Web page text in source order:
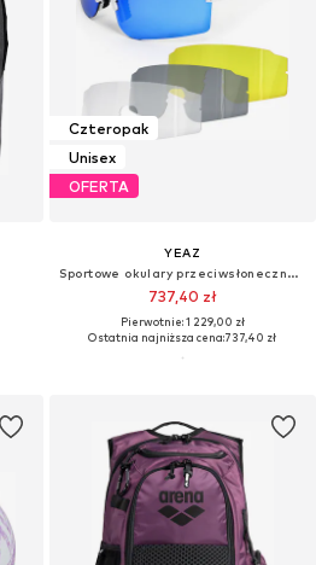
Czteropak
Unisex
OFERTA
YEAZ
Sportowe okulary przeciwsłoneczne 'Sunthrill'
737,40 zł
Pierwotnie: 1 229,00 zł
Ostatnia najniższa cena:737,40 zł